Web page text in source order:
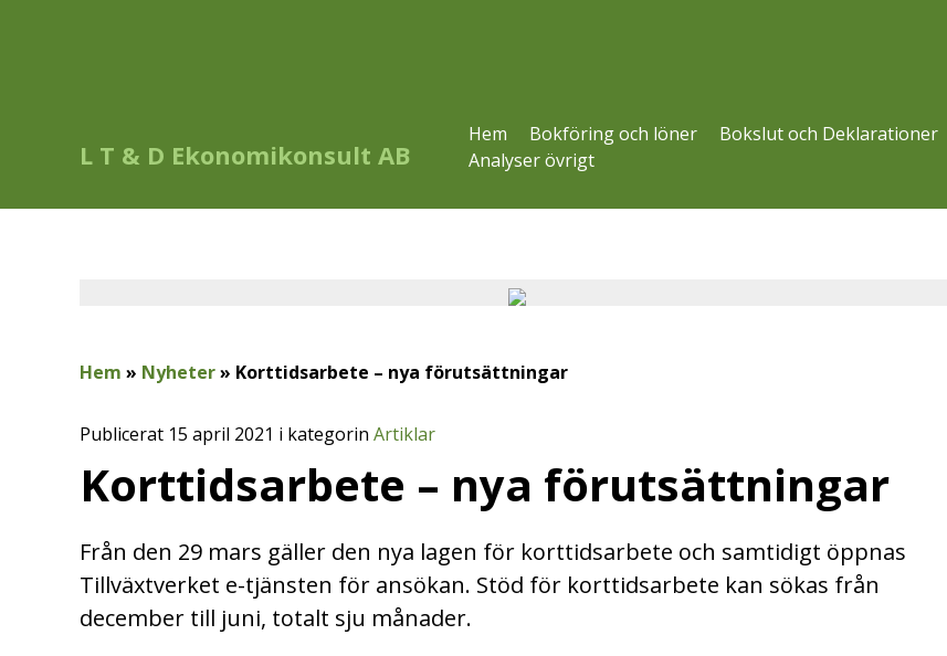
L T & D Ekonomikonsult AB
Hem Bokföring och löner Bokslut och Deklarationer
Analyser övrigt
Hem » Nyheter» Korttidsarbete – nya förutsättningar
Publicerat 15 april 2021 i kategorin Artiklar
Korttidsarbete – nya förutsättningar
Från den 29 mars gäller den nya lagen för korttidsarbete och samtidigt öppnas
Tillväxtverket e-tjänsten för ansökan. Stöd för korttidsarbete kan sökas från
december till juni, totalt sju månader.